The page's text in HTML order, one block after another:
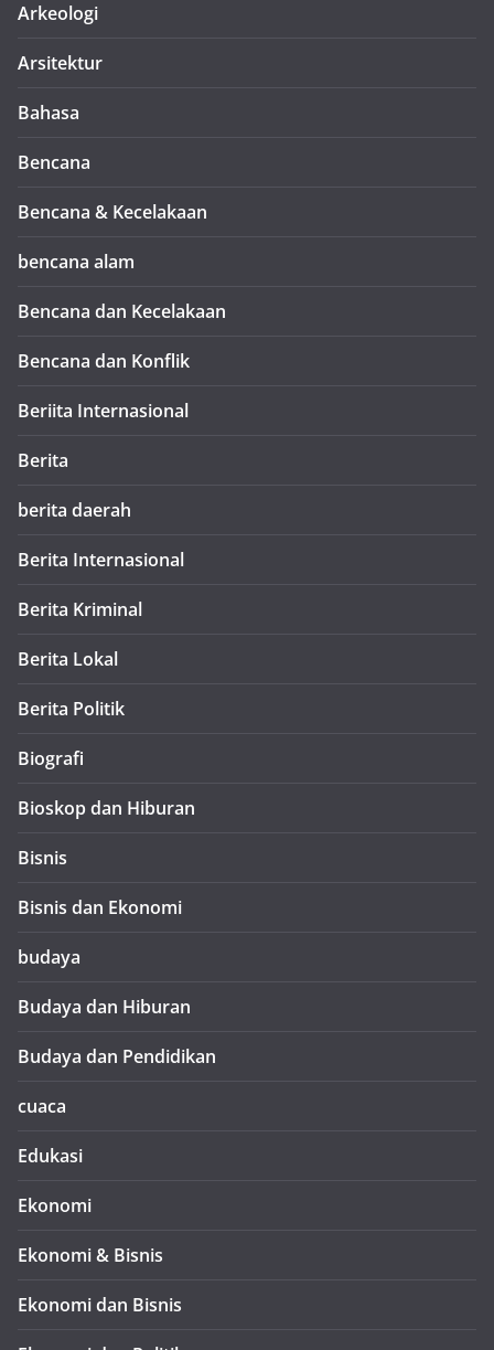
Arkeologi
Arsitektur
Bahasa
Bencana
Bencana & Kecelakaan
bencana alam
Bencana dan Kecelakaan
Bencana dan Konflik
Beriita Internasional
Berita
berita daerah
Berita Internasional
Berita Kriminal
Berita Lokal
Berita Politik
Biografi
Bioskop dan Hiburan
Bisnis
Bisnis dan Ekonomi
budaya
Budaya dan Hiburan
Budaya dan Pendidikan
cuaca
Edukasi
Ekonomi
Ekonomi & Bisnis
Ekonomi dan Bisnis